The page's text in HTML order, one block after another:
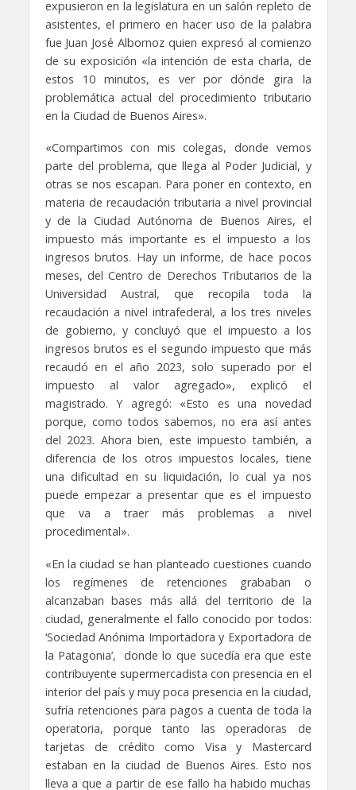
expusieron en la legislatura en un salón repleto de
asistentes, el primero en hacer uso de la palabra
fue Juan José Albornoz quien expresó al comienzo
de su exposición «la intención de esta charla, de
estos 10 minutos, es ver por dónde gira la
problemática actual del procedimiento tributario
en la Ciudad de Buenos Aires».
«Compartimos con mis colegas, donde vemos
parte del problema, que llega al Poder Judicial, y
otras se nos escapan. Para poner en contexto, en
materia de recaudación tributaria a nivel provincial
y de la Ciudad Autónoma de Buenos Aires, el
impuesto más importante es el impuesto a los
ingresos brutos. Hay un informe, de hace pocos
meses, del Centro de Derechos Tributarios de la
Universidad Austral, que recopila toda la
recaudación a nivel intrafederal, a los tres niveles
de gobierno, y concluyó que el impuesto a los
ingresos brutos es el segundo impuesto que más
recaudó en el año 2023, solo superado por el
impuesto al valor agregado», explicó el
magistrado. Y agregó: «Esto es una novedad
porque, como todos sabemos, no era así antes
del 2023. Ahora bien, este impuesto también, a
diferencia de los otros impuestos locales, tiene
una dificultad en su liquidación, lo cual ya nos
puede empezar a presentar que es el impuesto
que va a traer más problemas a nivel
procedimental».
«En la ciudad se han planteado cuestiones cuando
los regímenes de retenciones grababan
o
alcanzaban bases más allá del territorio de la
ciudad, generalmente el fallo conocido por todos:
‘Sociedad Anónima Importadora y Exportadora de
la Patagonia’, donde lo que sucedía era que este
contribuyente supermercadista con presencia en el
interiordel país y muy poca presencia en la ciudad,
sufría retenciones para pagos a cuenta de toda la
operatoria, porque tanto las operadoras de
tarjetas de crédito como Visa y Mastercard
estaban en la ciudad de Buenos Aires. Esto nos
lleva a que a partir de ese fallo ha habido muchas